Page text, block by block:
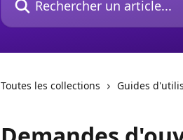
Toutes les collections Guides